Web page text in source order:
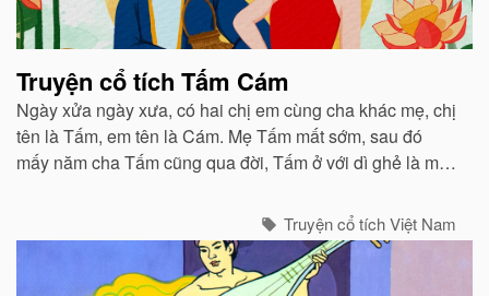
Truyện cổ tích Tấm Cám
Ngày xửa ngày xưa, có hai chị em cùng cha khác mẹ, chị
tên là Tấm, em tên là Cám. Mẹ Tấm mất sớm, sau đó
mấy năm cha Tấm cũng qua đời, Tấm ở với dì ghẻ là mẹ
Truyện cổ tích Việt Nam